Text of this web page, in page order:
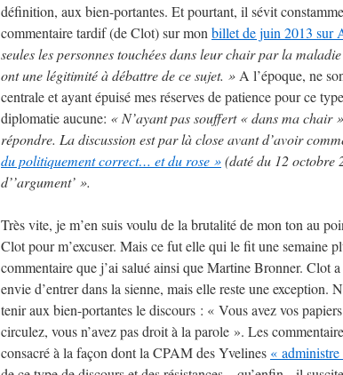
définition, aux bien-portantes. Et pourtant, il sévit
commentaire tardif (de Clot) sur mon billet de juin 2013 sur
seules les personnes touchées dans leur chair par la
ont une légitimité à débattre de ce sujet. » A l’époque, ne
centrale et ayant épuisé mes réserves de patience pour ce
diplomatie aucune: « N’ayant pas souffert « dans ma chair
répondre. La discussion est par là close avant d’avoir
du politiquement correct… et du rose »(daté du 12 octobre
d’’argument’ ».
Très vite, je m’en suis voulu de la brutalité de mon ton au
Clot pour m’excuser. Mais ce fut elle qui le fit une semaine
commentaire que j’ai salué ainsi que Martine Bronner. Clot
envie d’entrer dans la sienne, mais elle reste une exception.
tenir aux bien-portantes le discours : « Vous avez vos
circulez, vous n’avez pas droit à la parole ». Les
consacré à la façon dont la CPAM des Yvelines «